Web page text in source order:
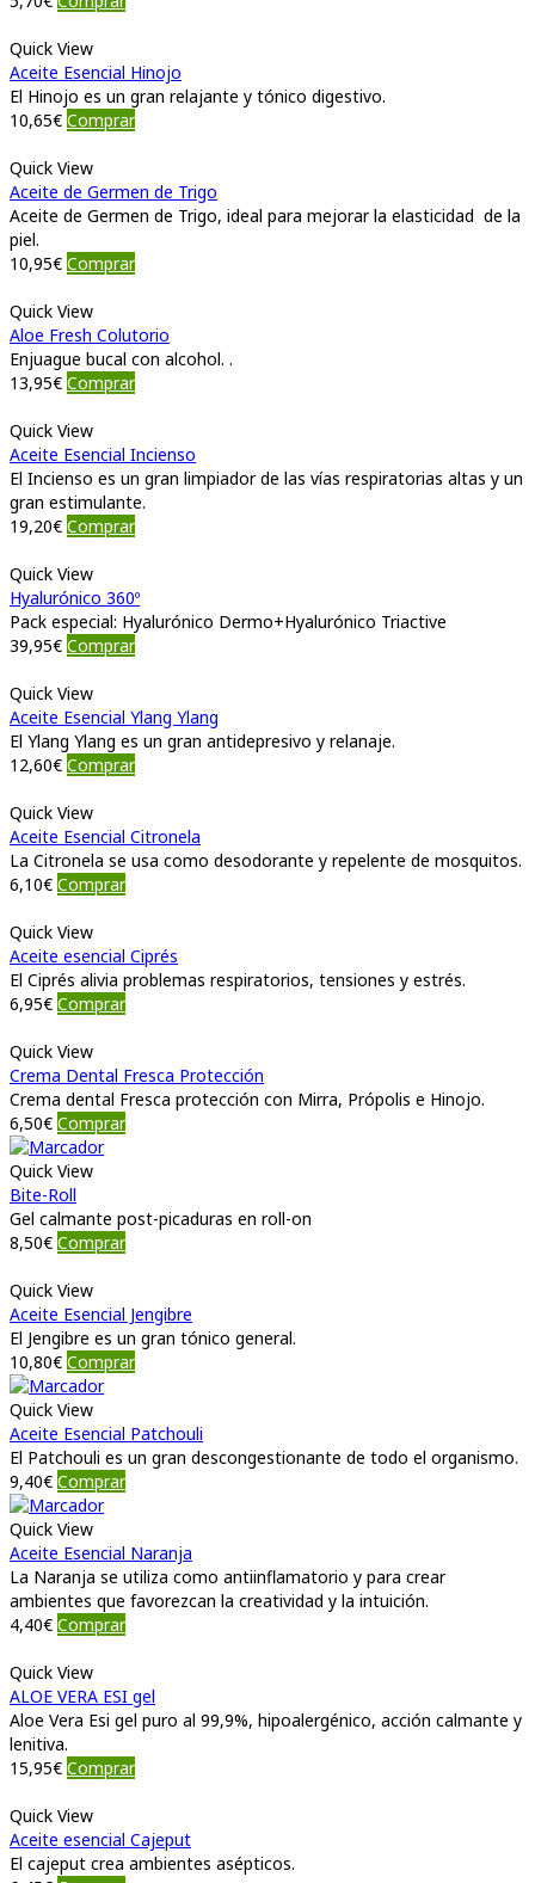
Quick View
Aceite Esencial Hinojo
El Hinojo es un gran relajante y tónico digestivo.
10,65€ Comprar
Quick View
Aceite de Germen de Trigo
Aceite de Germen de Trigo, ideal para mejorar la elasticidad de la
piel.
10,95€ Comprar
Quick View
Aloe Fresh Colutorio
Enjuague bucal con alcohol. .
13,95€ Comprar
Quick View
Aceite Esencial Incienso
El Incienso es un gran limpiador de las vías respiratorias altas y un
gran estimulante.
19,20€ Comprar
Quick View
Hyalurónico 360º
Pack especial: Hyalurónico Dermo+Hyalurónico Triactive
39,95€ Comprar
Quick View
Aceite Esencial Ylang Ylang
El Ylang Ylang es un gran antidepresivo y relanaje.
12,60€ Comprar
Quick View
Aceite Esencial Citronela
La Citronela se usa como desodorante y repelente de mosquitos.
6,10€ Comprar
Quick View
Aceite esencial Ciprés
El Ciprés alivia problemas respiratorios, tensiones y estrés.
6,95€ Comprar
Quick View
Crema Dental Fresca Protección
Crema dental Fresca protección con Mirra, Própolis e Hinojo.
6,50€ Comprar
Quick View
Bite-Roll
Gel calmante post-picaduras en roll-on
8,50€ Comprar
Quick View
Aceite Esencial Jengibre
El Jengibre es un gran tónico general.
10,80€ Comprar
Quick View
Aceite Esencial Patchouli
El Patchouli es un gran descongestionante de todo el organismo.
9,40€ Comprar
Quick View
Aceite Esencial Naranja
La Naranja se utiliza como antiinflamatorio y para crear
ambientes que favorezcan la creatividad y la intuición.
4,40€ Comprar
Quick View
ALOE VERA ESI gel
Aloe Vera Esi gel puro al 99,9%, hipoalergénico, acción calmante y
lenitiva.
15,95€ Comprar
Quick View
Aceite esencial Cajeput
El cajeput crea ambientes asépticos.